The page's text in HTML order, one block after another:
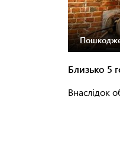
Близько 5
Внаслідок